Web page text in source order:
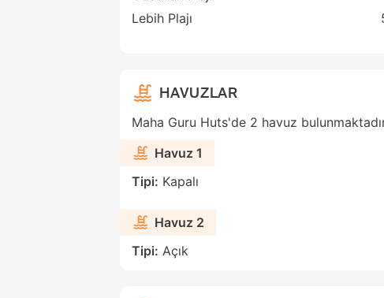
Lebih Plajı
HAVUZLAR
Maha Guru Huts'de 2 havuz
Havuz 1
Tipi: Kapalı
Havuz 2
Tipi: Açık